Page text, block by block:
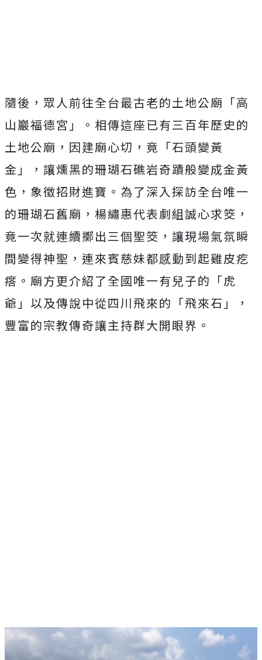
隨後，眾人前往全台最古老的土地公廟「高
山巖福德宮」。相傳這座已有三百年歷史的
土地公廟，因建廟心切，竟「石頭變黃
金」，讓燻黑的珊瑚石礁岩奇蹟般變成金黃
色，象徵招財進寶。為了深入探訪全台唯一
的珊瑚石舊廟，楊繡惠代表劇組誠心求筊，
竟一次就連續擲出三個聖筊，讓現場氣氛瞬
間變得神聖，連來賓慈妹都感動到起雞皮疙
瘩。廟方更介紹了全國唯一有兒子的「虎
爺」以及傳說中從四川飛來的「飛來石」，
豐富的宗教傳奇讓主持群大開眼界。